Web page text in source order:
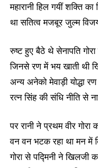
महारानी हिल गयीं शक्ति
था सतित्व मजबूर जुल्म
रुष्ट हुए बैठे थे सेनापति
जिनसे रण में भय खाती थी
अन्य अनेको मेवाड़ी योद्धा
रत्न सिंह की संधि नीति से
पर रानी ने प्रथम वीर गोरा
वन वन भटक रहा था मन में
गोरा से पद्मिनी ने खिलजी